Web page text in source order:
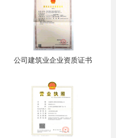
公司建筑业企业资质证书